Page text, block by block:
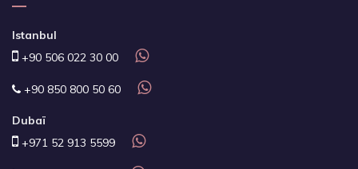
Istanbul
+90 506 022 30 00
+90 850 800 50 60
Dubaï
+971 52 913 5599